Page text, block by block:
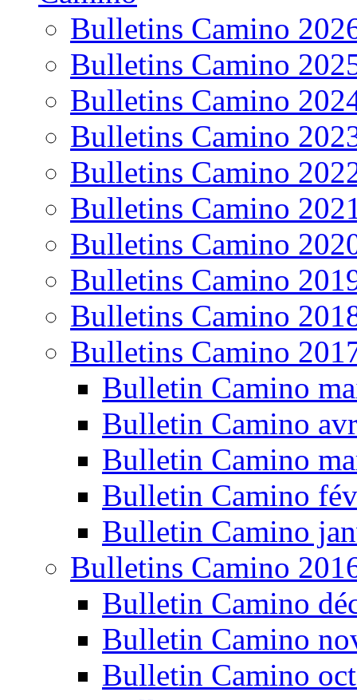
Bulletins Camino
Bulletins Camino
Bulletins Camino
Bulletins Camino
Bulletins Camino
Bulletins Camino
Bulletins Camino
Bulletins Camino
Bulletins Camino
Bulletins Camino
Bulletin Camino
Bulletin Camino
Bulletin Camino
Bulletin Camino
Bulletin Camino
Bulletins Camino
Bulletin Camino
Bulletin Camino
Bulletin Camino